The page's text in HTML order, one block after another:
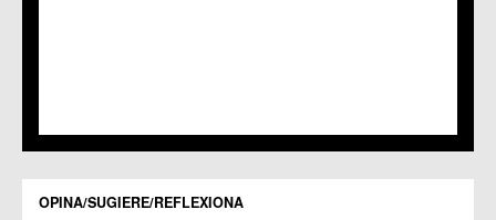
C.C. Zarandona
OPINA/SUGIERE/REFLEXIONA